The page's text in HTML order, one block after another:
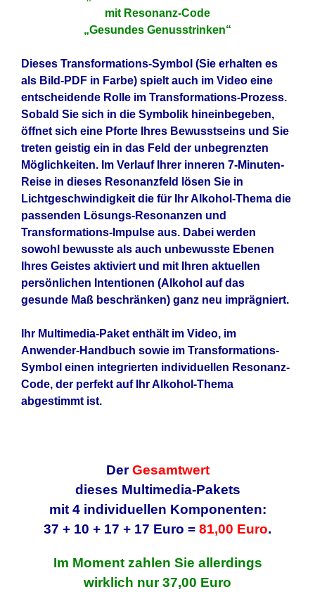
mit Resonanz-Code
„Gesundes Genusstrinken“
Dieses Transformations-Symbol (Sie erhalten es
als Bild-PDF in Farbe) spielt auch im Video eine
entscheidende Rolle im Transformations-Prozess.
Sobald Sie sich in die Symbolik hineinbegeben,
öffnet sich eine Pforte Ihres Bewusstseins und Sie
treten geistig ein in das Feld der unbegrenzten
Möglichkeiten. Im Verlauf Ihrer inneren 7-Minuten-
Reise in dieses Resonanzfeld lösen Sie in
Lichtgeschwindigkeit die für Ihr Alkohol-Thema die
passenden Lösungs-Resonanzen und
Transformations-Impulse aus. Dabei werden
sowohl bewusste als auch unbewusste Ebenen
Ihres Geistes aktiviert und mit Ihren aktuellen
persönlichen Intentionen (Alkohol auf das
gesunde Maß beschränken) ganz neu imprägniert.
Ihr Multimedia-Paket enthält im Video, im
Anwender-Handbuch sowie im Transformations-
Symbol einen integrierten individuellen Resonanz-
Code, der perfekt auf Ihr Alkohol-Thema
abgestimmt ist.
DerGesamtwert
dieses Multimedia-Pakets
mit 4 individuellen Komponenten:
37 + 10 + 17 + 17 Euro = 81,00 Euro.
Im Moment zahlen Sie allerdings
wirklich nur 37,00 Euro